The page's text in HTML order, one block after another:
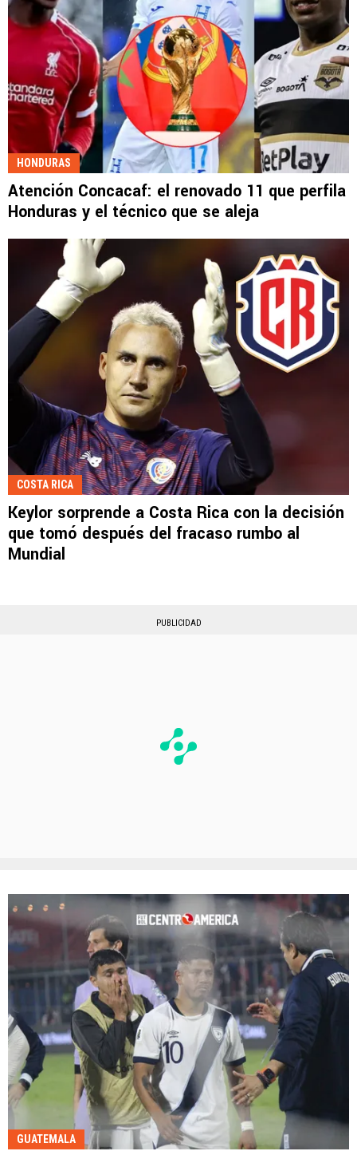
HONDURAS
Atención Concacaf: el renovado 11 que perfila
Honduras y el técnico que se aleja
COSTA RICA
Keylor sorprende a Costa Rica con la decisión
que tomó después del fracaso rumbo al
Mundial
PUBLICIDAD
GUATEMALA